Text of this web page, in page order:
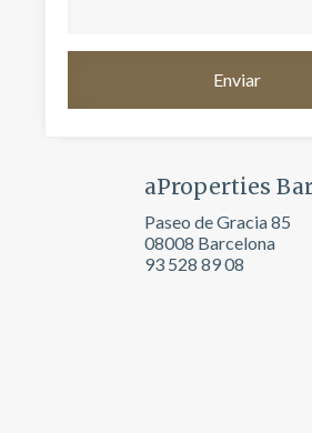
aProperties
Paseo de Gracia 85
08008 Barcelona
93 528 89 08